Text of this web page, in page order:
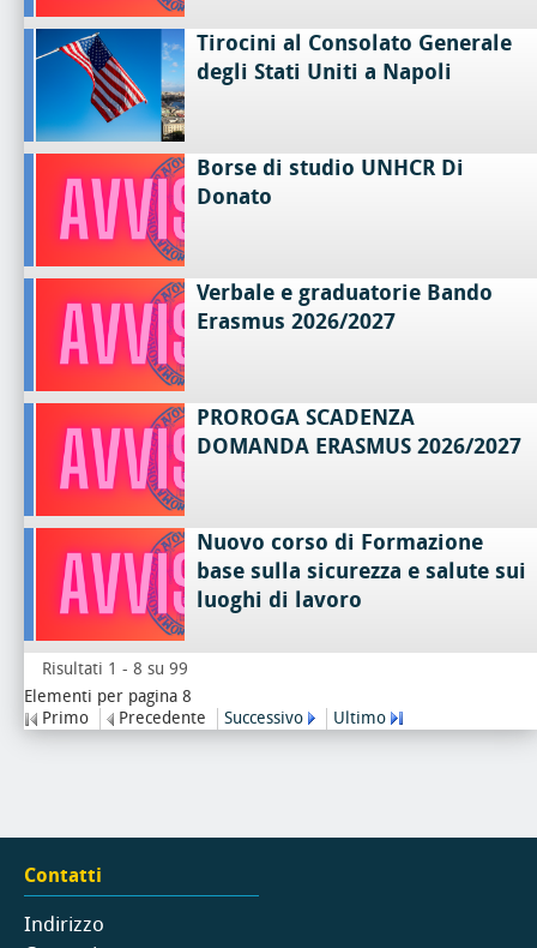
Tirocini al Consolato Generale
degli Stati Uniti a Napoli
Borse di studio UNHCR Di
Donato
Verbale e graduatorie Bando
Erasmus 2026/2027
PROROGA SCADENZA
DOMANDA ERASMUS 2026/2027
Nuovo corso di Formazione
base sulla sicurezza e salute sui
luoghi di lavoro
Risultati 1 - 8 su 99
Elementi per pagina 8
Primo
Precedente Successivo Ultimo
Contatti
Indirizzo